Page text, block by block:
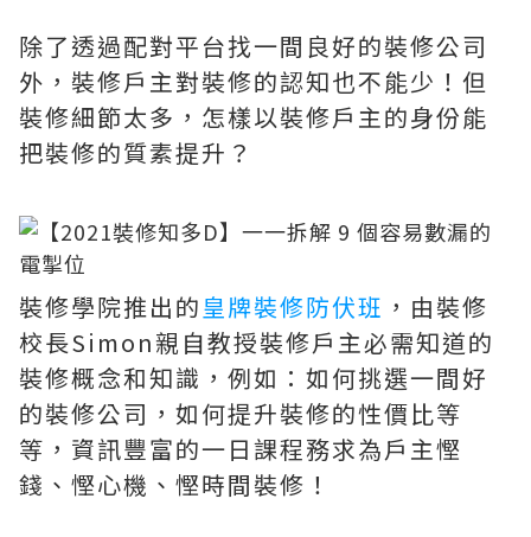
除了透過配對平台找一間良好的裝修公司
外，裝修戶主對裝修的認知也不能少！但
裝修細節太多，怎樣以裝修戶主的身份能
把裝修的質素提升？
裝修學院推出的皇牌裝修防伏班 ，由裝修
校長Simon親自教授裝修戶主必需知道的
裝修概念和知識，例如：如何挑選一間好
的裝修公司，如何提升裝修的性價比等
等，資訊豐富的一日課程務求為戶主慳
錢、慳心機、慳時間裝修！